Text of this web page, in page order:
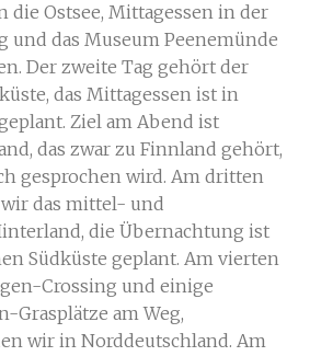
die Ostsee, Mittagessen in der
und das Museum Peenemünde
Der zweite Tag gehört der
das Mittagessen ist in
Ziel am Abend ist
das zwar zu Finnland gehört,
gesprochen wird. Am dritten
das mittel- und
die Übernachtung ist
Südküste geplant. Am vierten
Crossing und einige
Grasplätze am Weg,
wir in Norddeutschland. Am